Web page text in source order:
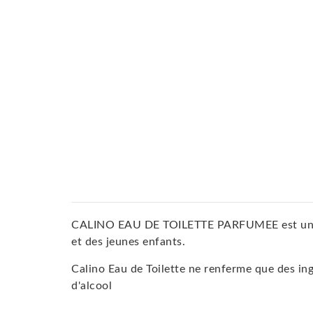
CALINO EAU DE TOILETTE PARFUMEE est
et des jeunes enfants.
Calino Eau de Toilette ne renferme que des
d'alcool